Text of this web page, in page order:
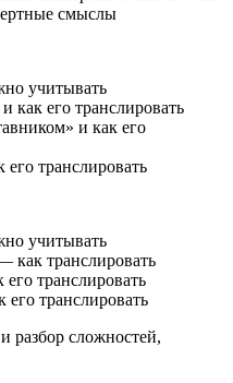
смыслы
учитывать
как его транслировать
и как его
транслировать
учитывать
как транслировать
транслировать
транслировать
разбор сложностей,